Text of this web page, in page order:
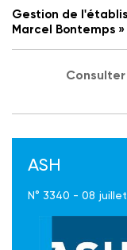
Gestion de
Marcel Bontemps
ASH
N° 3340 - 08 juillet